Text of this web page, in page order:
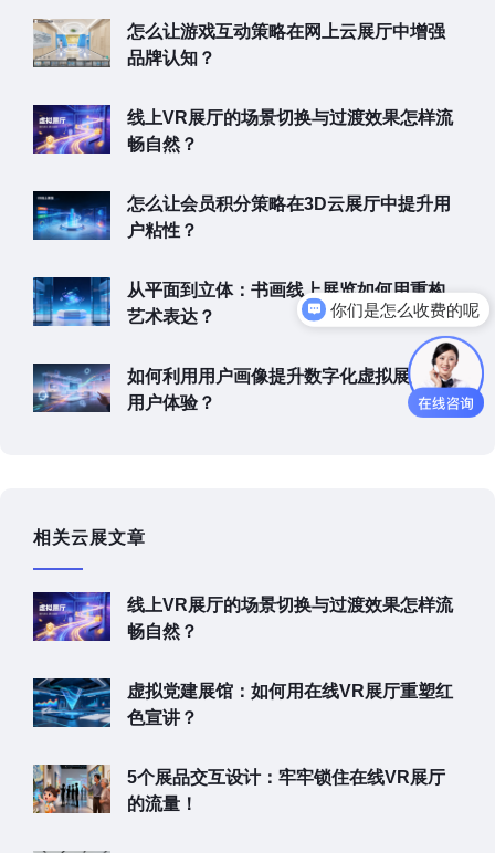
怎么让游戏互动策略在网上云展厅中增强
品牌认知？
线上VR展厅的场景切换与过渡效果怎样流
畅自然？
怎么让会员积分策略在3D云展厅中提升用
户粘性？
从平面到立体：书画线上展览如何用重构
艺术表达？
如何利用用户画像提升数字化虚拟展厅的
用户体验？
相关云展文章
线上VR展厅的场景切换与过渡效果怎样流
畅自然？
虚拟党建展馆：如何用在线VR展厅重塑红
色宣讲？
5个展品交互设计：牢牢锁住在线VR展厅
的流量！
你们是怎么收费的呢